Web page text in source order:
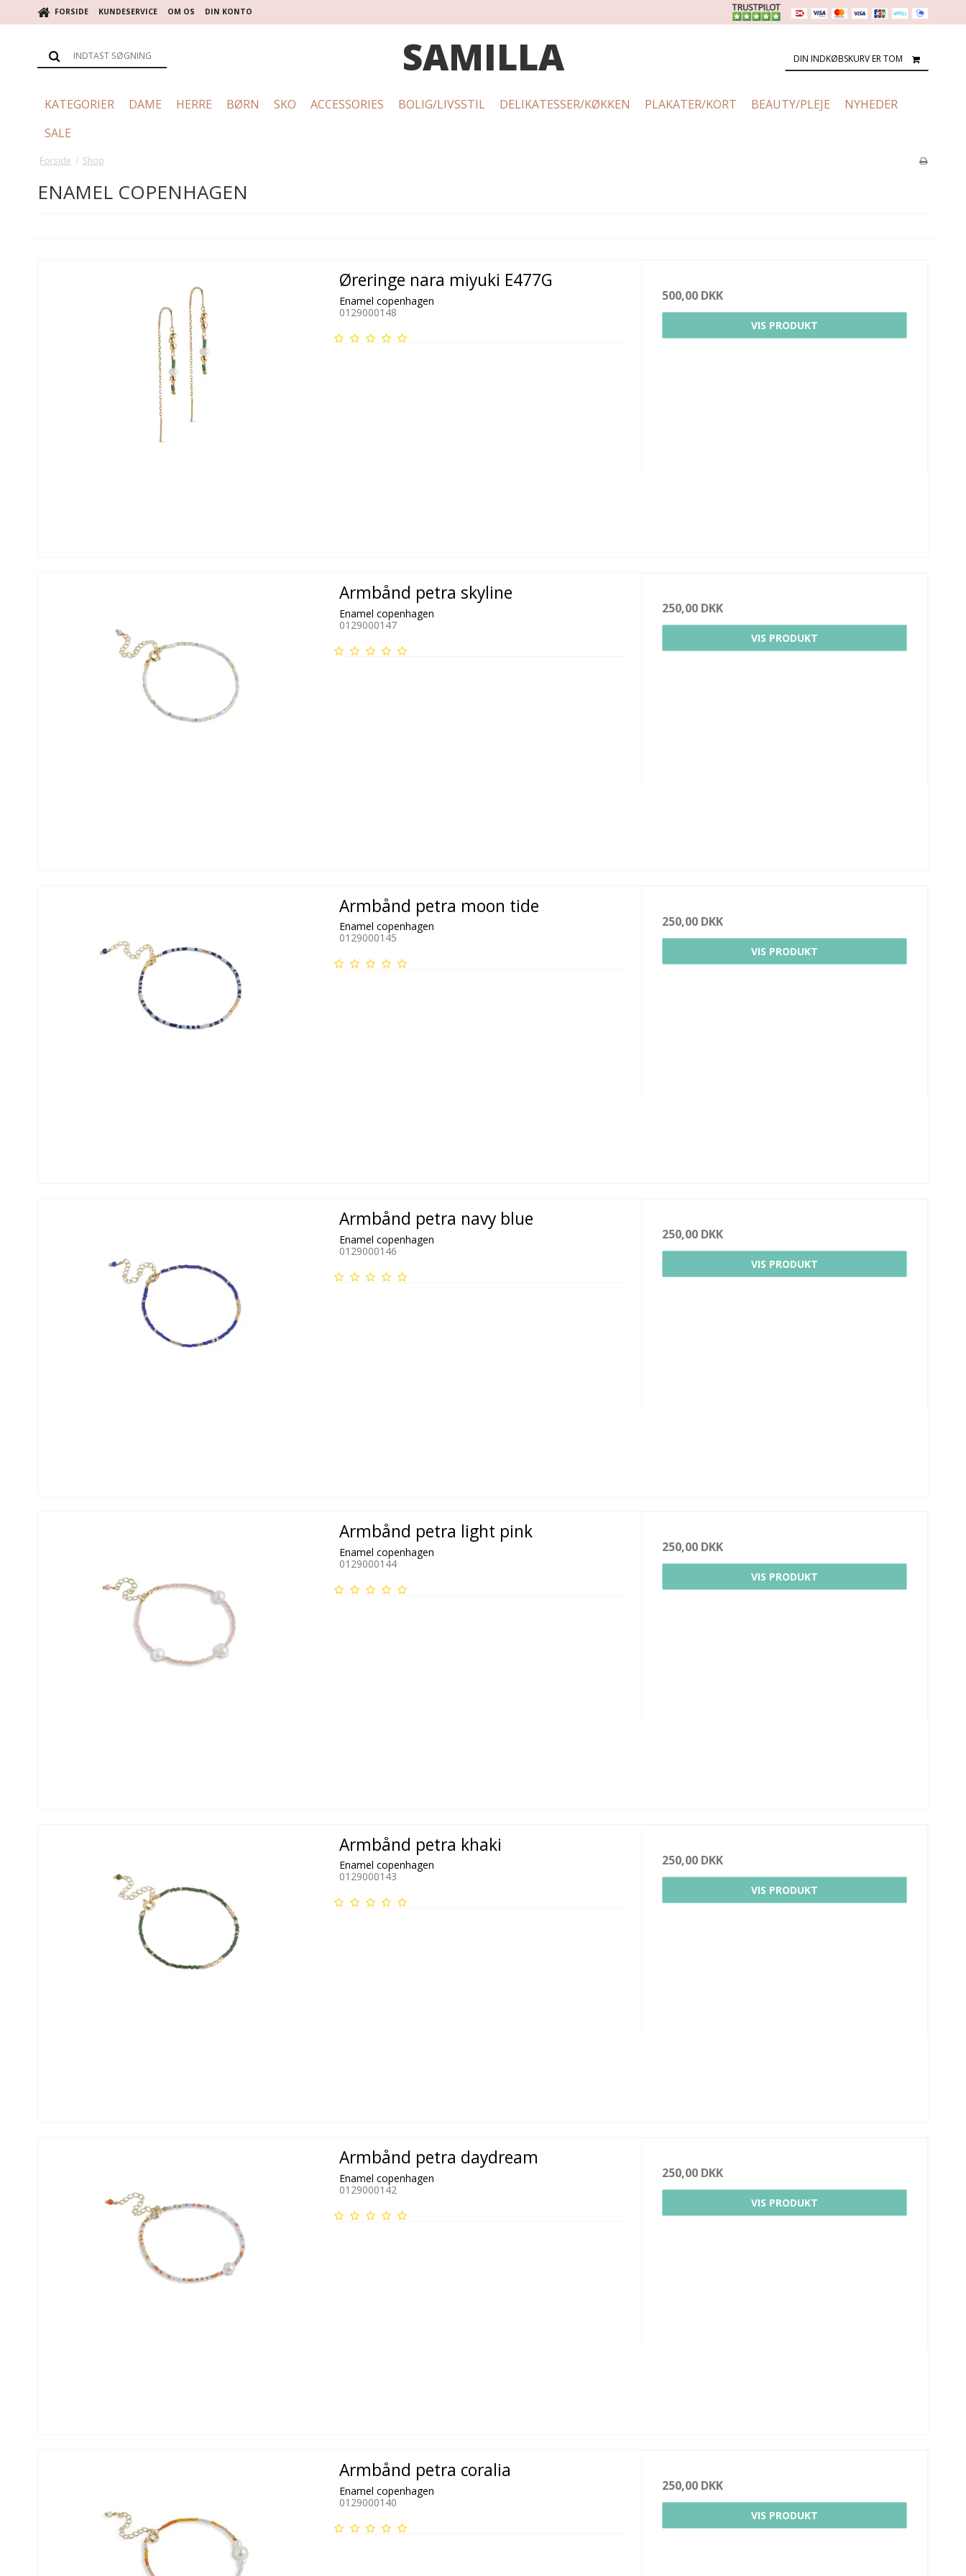
FORSIDE KUNDESERVICE OM OS DIN KONTO
SAMILLA DIN INDKØBSKURV ER TOM
KATEGORIER DAME HERRE BØRN SKO ACCESSORIES BOLIG/LIVSSTIL DELIKATESSER/KØKKEN PLAKATER/KORT BEAUTY/PLEJE
NYHEDER
SALE
Forside / Shop
ENAMEL COPENHAGEN
Øreringe nara miyuki E477G
Enamel copenhagen
0129000148
500,00 DKK
VIS PRODUKT
Armbånd petra skyline
Enamel copenhagen
0129000147
250,00 DKK
VIS PRODUKT
Armbånd petra moon tide
Enamel copenhagen
0129000145
250,00 DKK
VIS PRODUKT
Armbånd petra navy blue
Enamel copenhagen
0129000146
250,00 DKK
VIS PRODUKT
Armbånd petra light pink
Enamel copenhagen
0129000144
250,00 DKK
VIS PRODUKT
Armbånd petra khaki
Enamel copenhagen
0129000143
250,00 DKK
VIS PRODUKT
Armbånd petra daydream
Enamel copenhagen
0129000142
250,00 DKK
VIS PRODUKT
Armbånd petra coralia
Enamel copenhagen
0129000140
250,00 DKK
VIS PRODUKT